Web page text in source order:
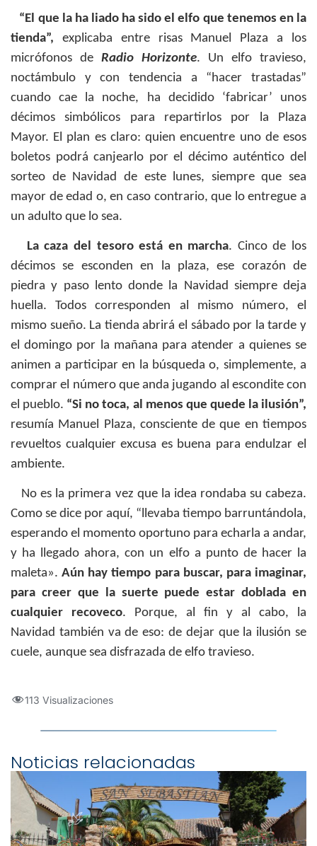
“El que la ha liado ha sido el elfo que tenemos en la
tienda”, explicaba entre risas Manuel Plaza a los
micrófonos de Radio Horizonte. Un elfo travieso,
noctámbulo y con tendencia a “hacer trastadas”
cuando cae la noche, ha decidido ‘fabricar’ unos
décimos simbólicos para repartirlos por la Plaza
Mayor. El plan es claro: quien encuentre uno de esos
boletos podrá canjearlo por el décimo auténtico del
sorteo de Navidad de este lunes, siempre que sea
mayor de edad o, en caso contrario, que lo entregue a
un adulto que lo sea.
La caza del tesoro está en marcha. Cinco de los
décimos se esconden en la plaza, ese corazón de
piedra y paso lento donde la Navidad siempre deja
huella. Todos corresponden al mismo número, el
mismo sueño. La tienda abrirá el sábado por la tarde y
el domingo por la mañana para atender a quienes se
animen a participar en la búsqueda o, simplemente, a
comprar el número que anda jugando al escondite con
el pueblo. “Si no toca, al menos que quede la ilusión”,
resumía Manuel Plaza, consciente de que en tiempos
revueltos cualquier excusa es buena para endulzar el
ambiente.
No es la primera vez que la idea rondaba su cabeza.
Como se dice por aquí, “llevaba tiempo barruntándola,
esperando el momento oportuno para echarla a andar,
y ha llegado ahora, con un elfo a punto de hacer la
maleta».Aún hay tiempo para buscar, para imaginar,
para creer que la suerte puede estar doblada en
cualquier recoveco. Porque, al fin y al cabo, la
Navidad también va de eso: de dejar que la ilusión se
cuele, aunque sea disfrazada de elfo travieso.
113 Visualizaciones
Noticias relacionadas